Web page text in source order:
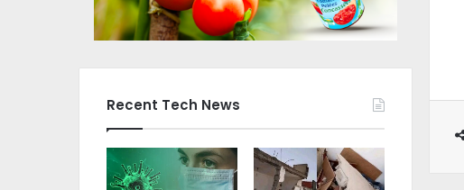
Recent Tech News